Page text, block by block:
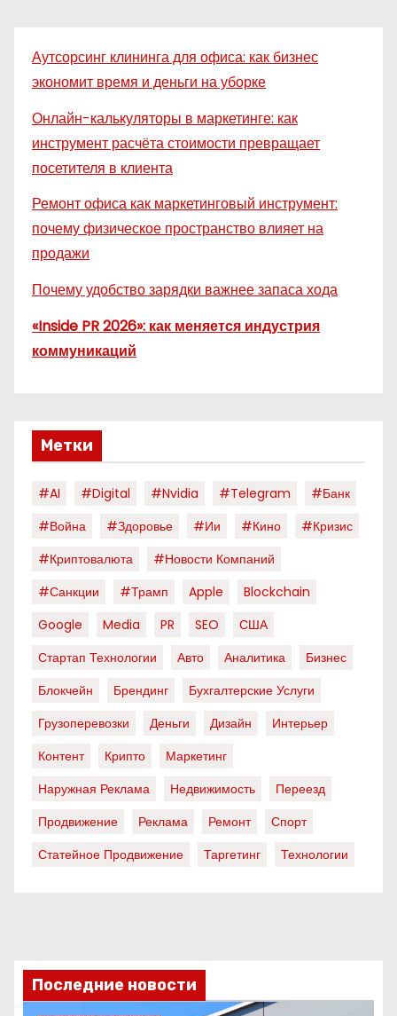
Аутсорсинг клининга для офиса: как бизнес
экономит время и деньги на уборке
Онлайн-калькуляторы в маркетинге: как
инструмент расчёта стоимости превращает
посетителя в клиента
Ремонт офиса как маркетинговый инструмент:
почему физическое пространство влияет на
продажи
Почему удобство зарядки важнее запаса хода
«Inside PR 2026»: как меняется индустрия
коммуникаций
Метки
#AI #digital #nvidia #telegram
#банк
#война
#здоровье #ии #кино
#кризис
#криптовалюта
#новости Компаний
#санкции
#трамп Apple
Blockchain
Google
Media PR SEO
США
Стартап Технологии
Авто Аналитика
Бизнес
Блокчейн
Брендинг
Бухгалтерские Услуги
Грузоперевозки
Деньги Дизайн
Интерьер
Контент
Крипто
Маркетинг
Наружная Реклама
Недвижимость
Переезд
Продвижение
Реклама Ремонт
Спорт
Статейное Продвижение
Таргетинг Технологии
Последние новости